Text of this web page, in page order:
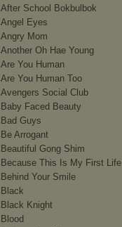
After School Bokbulbok
Angel Eyes
Angry Mom
Another Oh Hae Young
Are You Human
Are You Human Too
Avengers Social Club
Baby Faced Beauty
Bad Guys
Be Arrogant
Beautiful Gong Shim
Because This Is My First Life
Behind Your Smile
Black
Black Knight
Blood